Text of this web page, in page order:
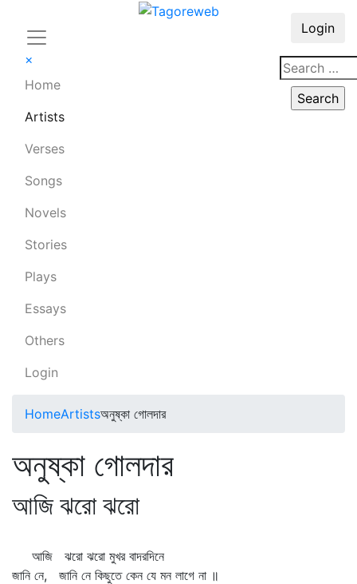
×
Home
Artists
Verses
Songs
Novels
Stories
Plays
Essays
Others
Login
Login
HomeArtistsঅনুষ্কা গোলদার
অনুষ্কা গোলদার
আজি ঝরো ঝরো
আজি ঝরো ঝরো মুখর বাদরদিনে
জানি নে, জানি নে কিছুতে কেন যে মন লাগে না ॥